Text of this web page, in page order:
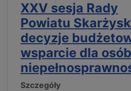
XXV sesja Rady
Powiatu
decyzje
wsparcie dla
Szczegóły